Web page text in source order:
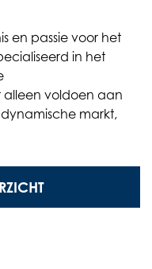
en passie voor het
in het
alleen voldoen aan
markt,